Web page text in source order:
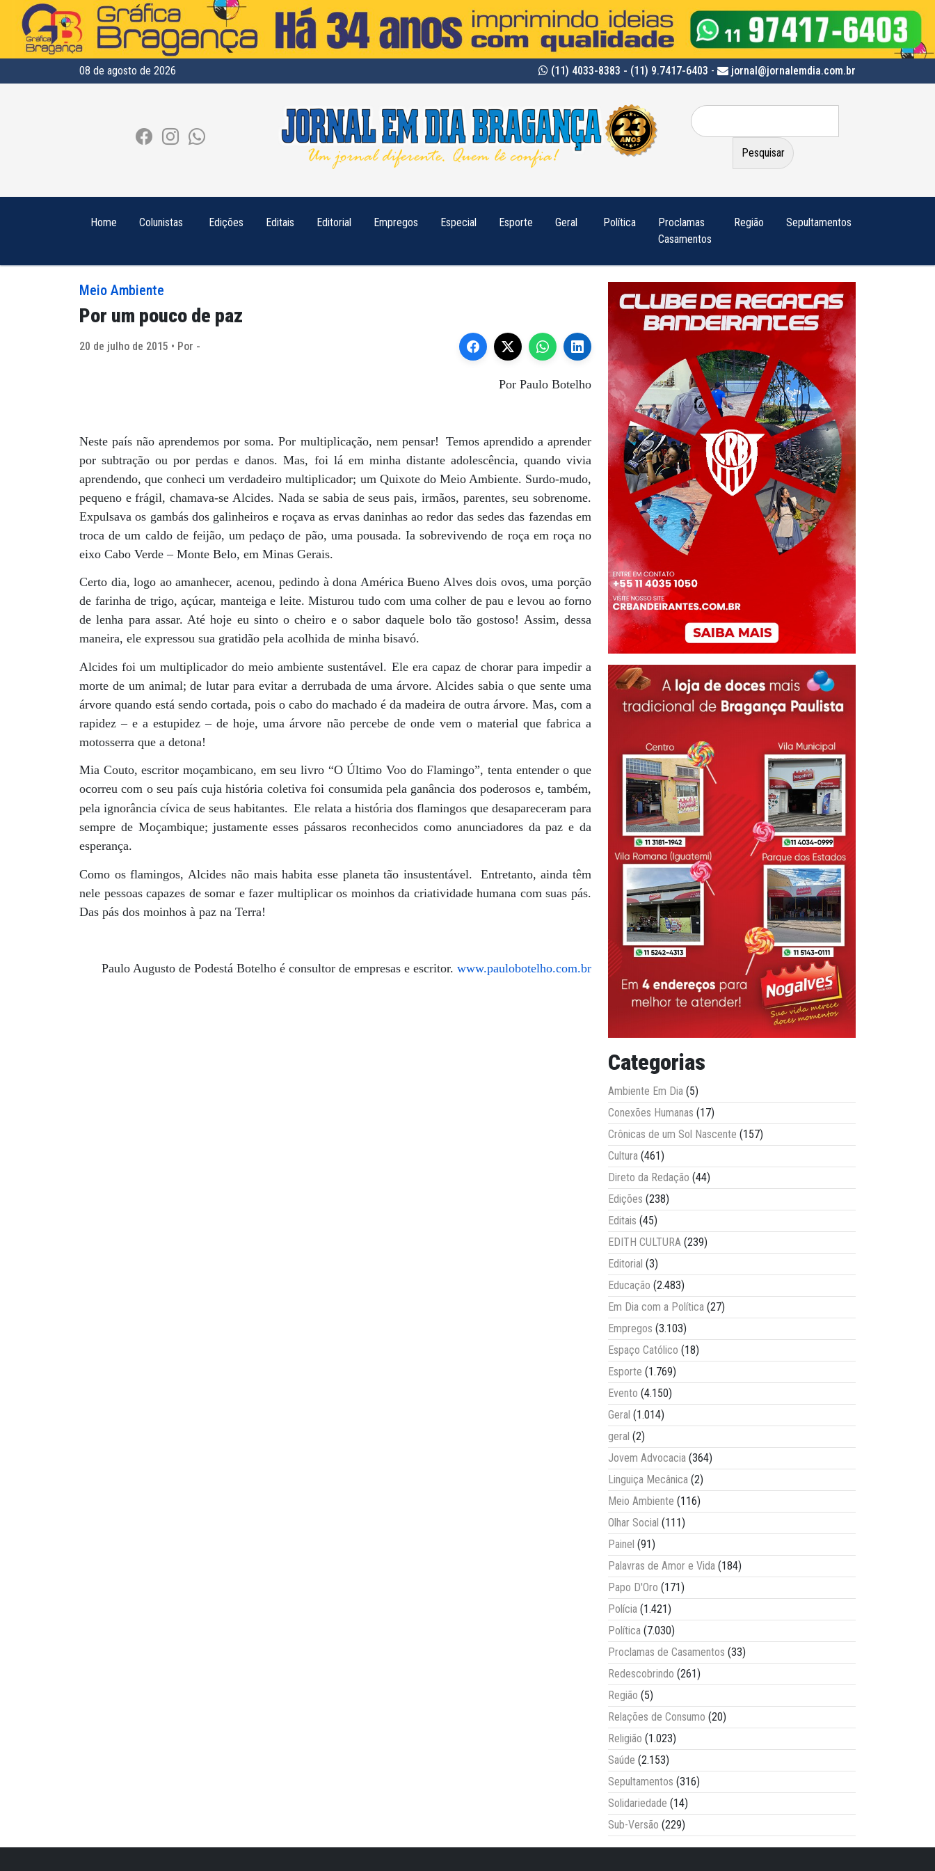
08 de agosto de 2026 (11) 4033-8383 - (11) 9.7417-6403 - jornal@jornalemdia.com.br
Pesquisar
por:
Home Colunistas Edições Editais Editorial Empregos Especial Esporte Geral Política
Proclamas
Casamentos
Região Sepultamentos
Meio Ambiente
Por um pouco de paz
20 de julho de 2015 • Por -
Por Paulo Botelho
Neste país não aprendemos por soma. Por multiplicação, nem pensar! Temos aprendido a aprender
por subtração ou por perdas e danos. Mas, foi lá em minha distante adolescência, quando vivia
aprendendo, que conheci um verdadeiro multiplicador; um Quixote do Meio Ambiente. Surdo-mudo,
pequeno e frágil, chamava-se Alcides. Nada se sabia de seus pais, irmãos, parentes, seu sobrenome.
Expulsava os gambás dos galinheiros e roçava as ervas daninhas ao redor das sedes das fazendas em
troca de um caldo de feijão, um pedaço de pão, uma pousada. Ia sobrevivendo de roça em roça no
eixo Cabo Verde – Monte Belo, em Minas Gerais.
Certo dia, logo ao amanhecer, acenou, pedindo à dona América Bueno Alves dois ovos, uma porção
de farinha de trigo, açúcar, manteiga e leite. Misturou tudo com uma colher de pau e levou ao forno
de lenha para assar. Até hoje eu sinto o cheiro e o sabor daquele bolo tão gostoso! Assim, dessa
maneira, ele expressou sua gratidão pela acolhida de minha bisavó.
Alcides foi um multiplicador do meio ambiente sustentável. Ele era capaz de chorar para impedir a
morte de um animal; de lutar para evitar a derrubada de uma árvore. Alcides sabia o que sente uma
árvore quando está sendo cortada, pois o cabo do machado é da madeira de outra árvore. Mas, com a
rapidez – e a estupidez – de hoje, uma árvore não percebe de onde vem o material que fabrica a
motosserra que a detona!
Mia Couto, escritor moçambicano, em seu livro “O Último Voo do Flamingo”, tenta entender o que
ocorreu com o seu país cuja história coletiva foi consumida pela ganância dos poderosos e, também,
pela ignorância cívica de seus habitantes. Ele relata a história dos flamingos que desapareceram para
sempre de Moçambique; justamente esses pássaros reconhecidos como anunciadores da paz e da
esperança.
Como os flamingos, Alcides não mais habita esse planeta tão insustentável.
Entretanto, ainda têm
nele pessoas capazes de somar e fazer multiplicar os moinhos da criatividade humana com suas pás.
Das pás dos moinhos à paz na Terra!
Paulo Augusto de Podestá Botelho é consultor de empresas e escritor. www.paulobotelho.com.br
Categorias
Ambiente Em Dia (5)
Conexões Humanas (17)
Crônicas de um Sol Nascente (157)
Cultura (461)
Direto da Redação (44)
Edições (238)
Editais (45)
EDITH CULTURA (239)
Editorial (3)
Educação (2.483)
Em Dia com a Política (27)
Empregos (3.103)
Espaço Católico (18)
Esporte (1.769)
Evento (4.150)
Geral (1.014)
geral (2)
Jovem Advocacia (364)
Linguiça Mecânica (2)
Meio Ambiente (116)
Olhar Social (111)
Painel (91)
Palavras de Amor e Vida (184)
Papo D'Oro (171)
Polícia (1.421)
Política (7.030)
Proclamas de Casamentos (33)
Redescobrindo (261)
Região (5)
Relações de Consumo (20)
Religião (1.023)
Saúde (2.153)
Sepultamentos (316)
Solidariedade (14)
Sub-Versão (229)